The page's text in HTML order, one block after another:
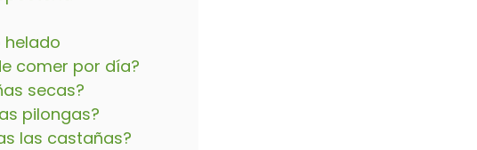
comer por día?
secas?
pilongas?
las castañas?